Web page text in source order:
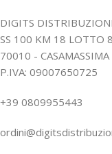
DIGITS
SS 100 KM 18 LOTTO
70010 - CASAMASSIMA
P.IVA: 09007650725
+39 0809955443